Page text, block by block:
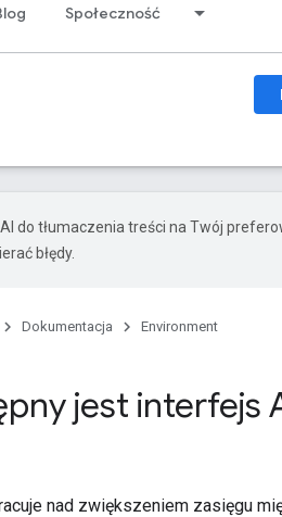
Społeczność
do tłumaczenia treści na Twój
błędy.
Dokumentacja
Environment
jest interfejs
nad zwiększeniem zasięgu